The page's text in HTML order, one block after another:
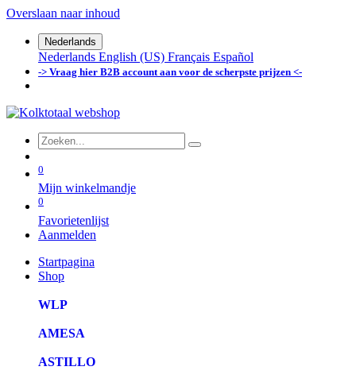
Overslaan naar inhoud
Nederlands
Nederlands English (US) Français Español
-> Vraag hier B2B account aan voor de scherpste prijzen <-
0
Mijn winkelmandje
0
Favorietenlijst
Aanmelden
Startpagina
Shop
WLP
AMESA
ASTILLO